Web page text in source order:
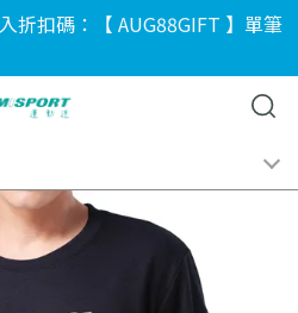
折扣碼：【 AUG88GIFT 】單筆